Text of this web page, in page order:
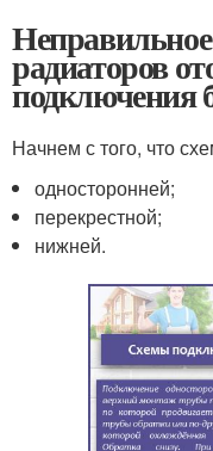
радиаторов
подключения
Начнем с того, что
односторонней;
перекрестной;
нижней.